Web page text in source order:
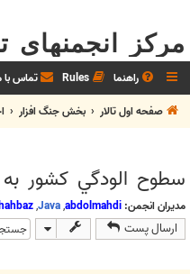
مرکز
راهنما Rules تماس با
صفحه اول تالار
بخش جنگ افزار
سطوح الودگي كشور
مدیران انجمن: abdolmahdi
,
Java
,
ارسال پست